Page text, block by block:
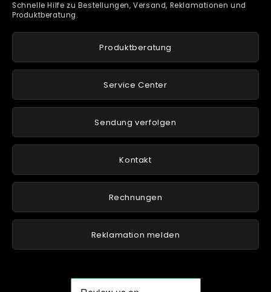
Schnelle Hilfe zu Bestellungen, Versand, Reklamationen und
Produktberatung.
Produktberatung
Service Center
Sendung verfolgen
Kontakt
Rechnungen
Reklamation melden